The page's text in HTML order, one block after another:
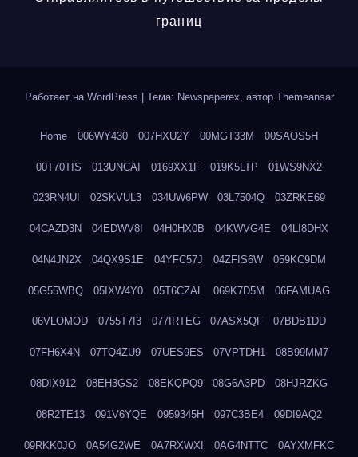
границ
Работает на WordPress Тема: Newspaperex, автор Themeansar
Home 006WY430 007HXU2Y 00MGT33M 00SAOS5H
00T70TIS 013UNCAI 0169XX1F 019K5LTP 01WS9NX2
023RN4UI 02SKVUL3 034UW6PW 03L7504Q 03ZRKE69
04CAZD3N 04EDWV8I 04H0HX0B 04KWVG4E 04LI8DHX
04N4JN2X 04QX9S1E 04YFC57J 04ZFIS6W 059KC9DM
05G55WBQ 05IXW4Y0 05T6CZAL 069K7D5M 06FAMUAG
06VLOMOD 0755T7I3 077IRTEG 07ASX5QF 07BDB1DD
07FH6X4N 07TQ4ZU9 07UES9ES 07VPTDH1 08B99MM7
08DIX912 08EH3GS2 08EKQPQ9 08G6A3PD 08HJRZKG
08R2TE13 091V6YQE 0959345H 097C3BE4 09DI9AQ2
09RKK0JO 0A54G2WE 0A7RXWXI 0AG4NTTC 0AYXMFKC